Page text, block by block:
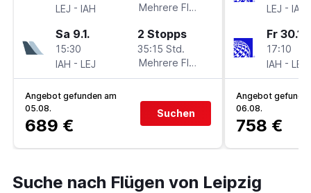
LEJ - IAH
Mehrere Fluglinien
Sa 9.1.
15:30
IAH - LEJ
2 Stopps
35:15 Std.
Mehrere Fluglinien
Angebot gefunden am
05.08.
689 €
Suchen
LEJ - IAH
Fr
17:10
IAH - LEJ
Angebot
06.08.
758 €
Suche nach Flügen von Leipzig